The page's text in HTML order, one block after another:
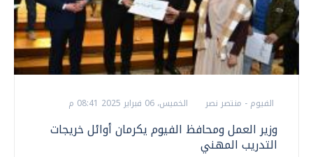
الفيوم - منتصر نصر الخميس، 06 فبراير 2025 08:41 م
وزير العمل ومحافظ الفيوم يكرمان أوائل خريجات
التدريب المهني